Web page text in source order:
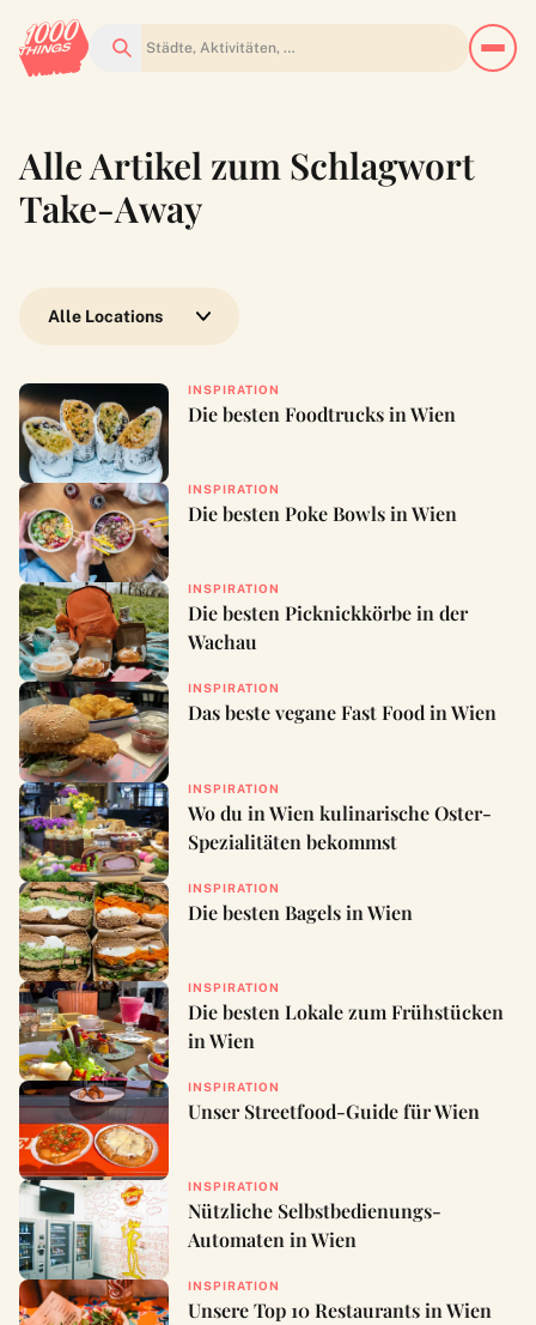
Suchen
Alle Artikel zum Schlagwort
Take-Away
INSPIRATION
Die besten Foodtrucks in Wien
INSPIRATION
Die besten Poke Bowls in Wien
INSPIRATION
Die besten Picknickkörbe in der
Wachau
INSPIRATION
Das beste vegane Fast Food in Wien
INSPIRATION
Wo du in Wien kulinarische Oster-
Spezialitäten bekommst
INSPIRATION
Die besten Bagels in Wien
INSPIRATION
Die besten Lokale zum Frühstücken
in Wien
INSPIRATION
Unser Streetfood-Guide für Wien
INSPIRATION
Nützliche Selbstbedienungs-
Automaten in Wien
INSPIRATION
Unsere Top 10 Restaurants in Wien